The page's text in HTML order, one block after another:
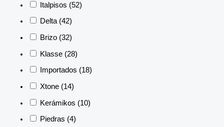
Italpisos (52)
Delta (42)
Brizo (32)
Klasse (28)
Importados (18)
Xtone (14)
Kerámikos (10)
Piedras (4)